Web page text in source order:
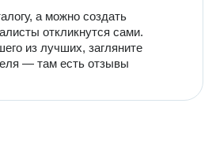
а можно создать
откликнутся сами.
из лучших, загляните
— там есть отзывы